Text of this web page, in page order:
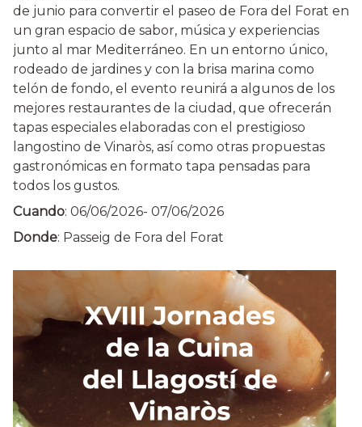
de junio para convertir el paseo de Fora del Forat en
un gran espacio de sabor, música y experiencias
junto al mar Mediterráneo. En un entorno único,
rodeado de jardines y con la brisa marina como
telón de fondo, el evento reunirá a algunos de los
mejores restaurantes de la ciudad, que ofrecerán
tapas especiales elaboradas con el prestigioso
langostino de Vinaròs, así como otras propuestas
gastronómicas en formato tapa pensadas para
todos los gustos.
Cuando: 06/06/2026- 07/06/2026
Donde: Passeig de Fora del Forat